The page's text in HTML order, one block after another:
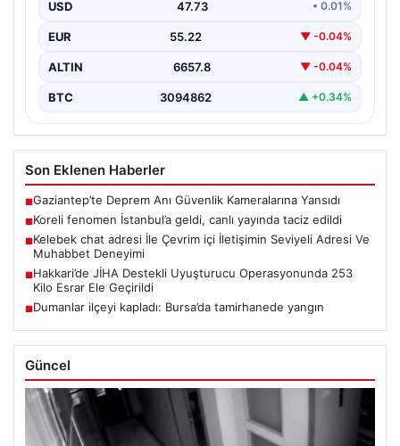
USD 47.73 • 0.01%
EUR 55.22 ▼ -0.04%
ALTIN 6657.8 ▼ -0.04%
BTC 3094862 ▲ +0.34%
Son Eklenen Haberler
■Gaziantep’te Deprem Anı Güvenlik Kameralarına Yansıdı
■Koreli fenomen İstanbul’a geldi, canlı yayında taciz edildi
■Kelebek chat adresi İle Çevrim içi İletişimin Seviyeli Adresi Ve
Muhabbet Deneyimi
■Hakkari’de JİHA Destekli Uyuşturucu Operasyonunda 253
Kilo Esrar Ele Geçirildi
■Dumanlar ilçeyi kapladı: Bursa’da tamirhanede yangın
Güncel